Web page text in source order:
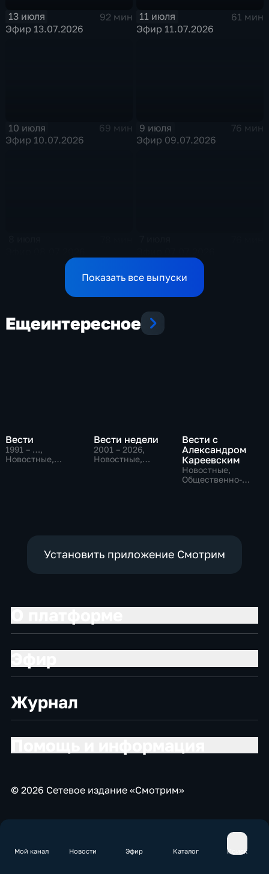
Мой канал Новости Эфир Каталог Поиск
13 июля
92 мин
Эфир 13.07.2026
11 июля
61 мин
Эфир 11.07.2026
10 июля
69 мин
Эфир 10.07.2026
9 июля
76 мин
Эфир 09.07.2026
Показать все выпуски
Ещеинтересное
Вести
1991 – …,
Новостные,
Вести недели
2001 – 2026,
Новостные,
Вести с
Александром
Кареевским
Новостные,
Общественно-
Установить приложение Смотрим
Журнал
© 2026 Сетевое издание «Смотрим»